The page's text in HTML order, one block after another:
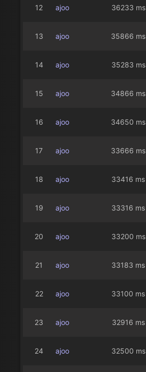
12 ajoo 36233 ms
13 ajoo 35866 ms
14 ajoo 35283 ms
15 ajoo 34866 ms
16 ajoo 34650 ms
17 ajoo 33666 ms
18 ajoo 33416 ms
19 ajoo 33316 ms
20 ajoo 33200 ms
21 ajoo 33183 ms
22 ajoo 33100 ms
23 ajoo 32916 ms
24 ajoo 32500 ms